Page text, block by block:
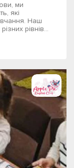
ми
які
Наш
рівнів...